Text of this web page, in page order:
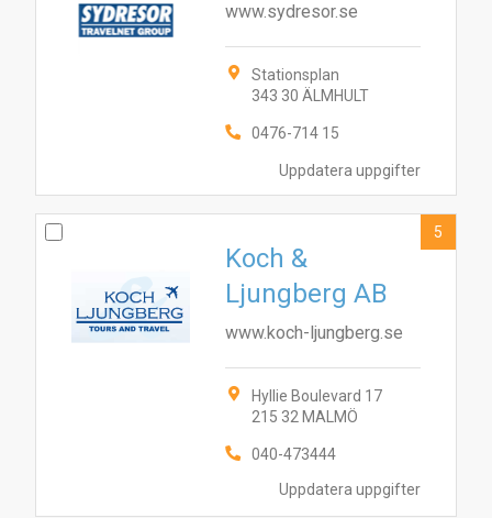
Uppdatera uppgifter
www.sydresor.se
Stationsplan
343 30 ÄLMHULT
0476-714 15
Uppdatera uppgifter
Koch &
Ljungberg AB
www.koch-ljungberg.se
Hyllie Boulevard 17
215 32 MALMÖ
040-473444
5